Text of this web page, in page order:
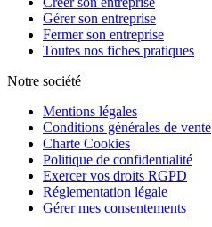
Gérer son entreprise
Fermer son entreprise
Toutes nos fiches pratiques
Notre société
Mentions légales
Conditions générales de vente
Charte Cookies
Politique de confidentialité
Exercer vos droits RGPD
Réglementation légale
Gérer mes consentements